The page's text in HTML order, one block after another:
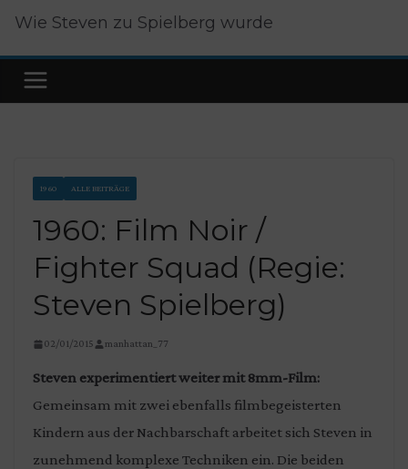
Wie Steven zu Spielberg wurde
1960 ALLE BEITRÄGE
1960: Film Noir /
Fighter Squad (Regie:
Steven Spielberg)
02/01/2015 manhattan_77
Steven experimentiert weiter mit 8mm-Film:
Gemeinsam mit zwei ebenfalls filmbegeisterten
Kindern aus der Nachbarschaft arbeitet sich Steven in
zunehmend komplexe Techniken ein. Die beiden